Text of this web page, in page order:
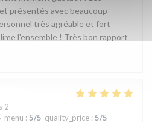
présentés avec beaucoup
très agréable et fort
l'ensemble ! Très bon rapport
2
menu : 5/5 quality_price : 5/5